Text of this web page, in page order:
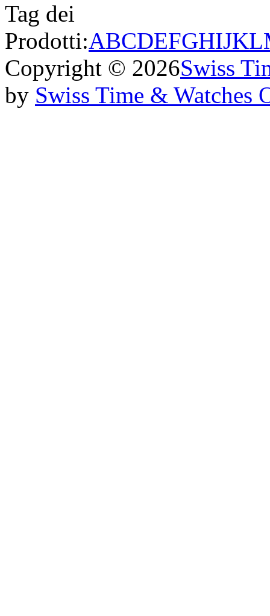
Tag dei
Prodotti:ABCDEFGHIJKL
Copyright © 2026Swiss
by Swiss Time & Watches